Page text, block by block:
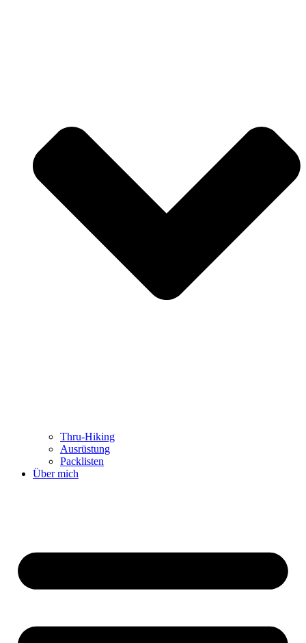
Thru-Hiking
Ausrüstung
Packlisten
Über mich